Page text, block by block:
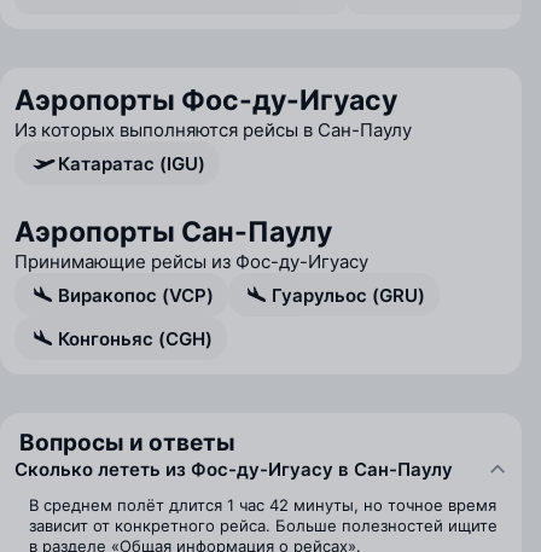
Аэропорты Фос-ду-Игуасу
Из которых выполняются рейсы в Сан-Паулу
Катаратас (IGU)
Аэропорты Сан-Паулу
Принимающие рейсы из Фос-ду-Игуасу
Виракопос (VCP)
Гуарульос (GRU)
Конгоньяс (CGH)
Вопросы и ответы
Сколько лететь из Фос-ду-Игуасу в Сан-Паулу
В среднем полёт длится 1 час 42 минуты, но точное время
зависит от конкретного рейса. Больше полезностей ищите
в разделе «Общая информация о рейсах».